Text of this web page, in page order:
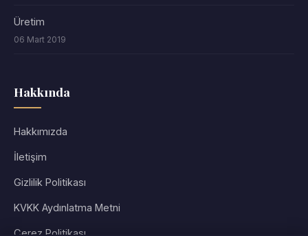
Üretim
06 Mart 2019
Hakkında
Hakkımızda
İletişim
Gizlilik Politikası
KVKK Aydınlatma Metni
Çerez Politikası